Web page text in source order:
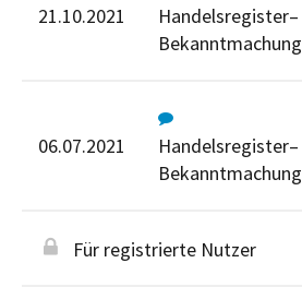
21.10.2021
Handelsregister–
Bekanntmachung
06.07.2021
Handelsregister–
Bekanntmachung
Für registrierte Nutzer